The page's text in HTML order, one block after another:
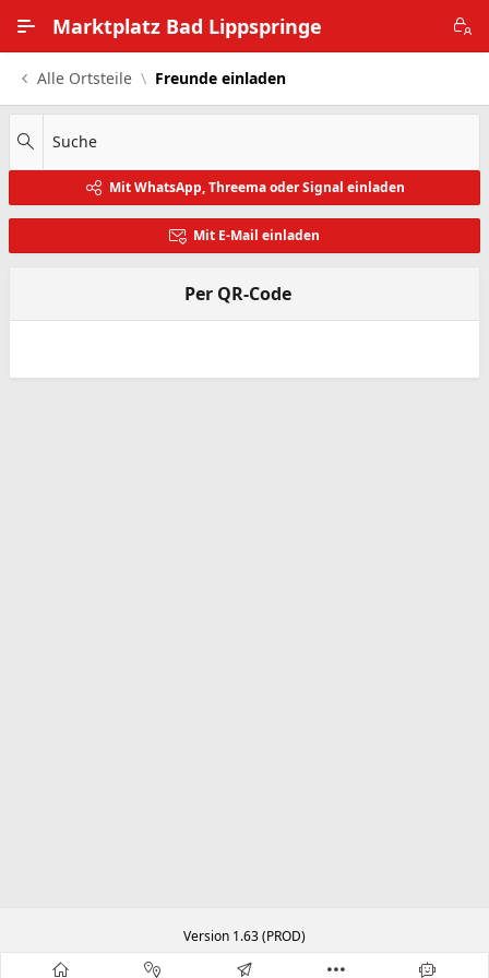
Marktplatz Bad Lippspringe
Alle Ortsteile
Impressum
Nutzungsbedingungen
Alle Ortsteile Freunde einladen
Suche
Mit WhatsApp, Threema oder Signal einladen
Mit E-Mail einladen
Per QR-Code
Version 1.63 (PROD)